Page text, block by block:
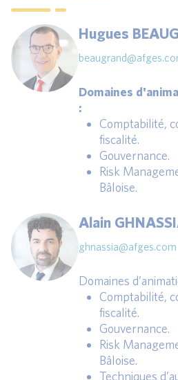
Hugues
Domaines
:
Comptabilité,
fiscalité.
Gouvernance.
Risk
Bâloise.
Alain
ghnassia@afges.com
Domaines
Comptabilité,
fiscalité.
Gouvernance.
Risk
Bâloise.
Techniques